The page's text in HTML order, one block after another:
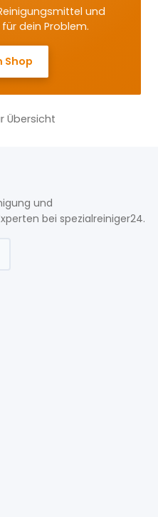
und
dein Problem.
Shop
Übersicht
und
bei spezialreiniger24.